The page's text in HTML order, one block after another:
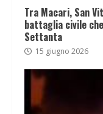
Tra Macari, San
battaglia civile
Settanta
15 giugno 2026